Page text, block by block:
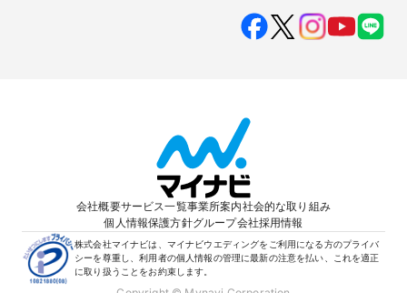
会社概要サービス一覧事業所案内社会的な取り組み
個人情報保護方針グループ会社採用情報
株式会社マイナビは、マイナビウエディングをご利用になる方のプライバ
シーを尊重し、利用者の個人情報の管理に最新の注意を払い、これを適正
に取り扱うことをお約束します。